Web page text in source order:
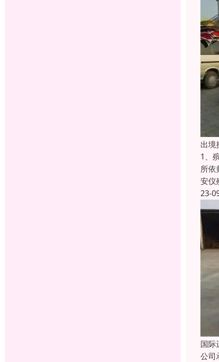
出境
1、
所依
安仪
23-
国际
公司